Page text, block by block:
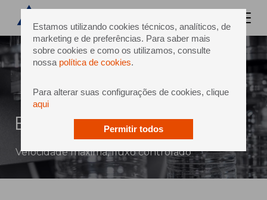
Estamos utilizando cookies técnicos, analíticos, de
marketing e de preferências. Para saber mais
sobre cookies e como os utilizamos, consulte
nossa política de cookies.
Para alterar suas configurações de cookies, clique
aqui
Permitir todos
EvoFILL PET
Velocidade máxima, fluxo controlado